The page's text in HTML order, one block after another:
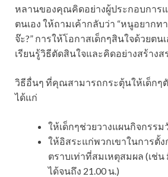
หลานของคุณคิดอย่างผู้ประกอบการ
ตนเอง ให้ถามเค้ากลับว่า “หนูอยากท
จ๊ะ?” การให้โอกาสเด็กๆสินใจด้วยตน
เรียนรู้วิธีตัดสินใจและคิดอย่างสร้างส
วิธีอื่นๆ ที่คุณสามารถกระตุ้นให้เด็กๆ
ได้แก่
ให้เด็กๆช่วยวางแผนกิจกรร
ให้อิสระแก่พวกเขาในการตั้
ตราบเท่าที่สมเหตุสมผล (เช่
ได้จนถึง 21.00 น.)